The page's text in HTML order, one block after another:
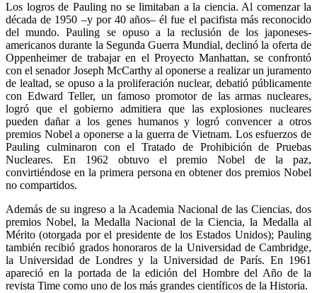
Los logros de Pauling no se limitaban a la ciencia. Al comenzar la
década de 1950 –y por 40 años– él fue el pacifista más reconocido
del mundo. Pauling se opuso a la reclusión de los japoneses-
americanos durante la Segunda Guerra Mundial, declinó la oferta de
Oppenheimer de trabajar en el Proyecto Manhattan, se confrontó
con el senador Joseph McCarthy al oponerse a realizar un juramento
de lealtad, se opuso a la proliferación nuclear, debatió públicamente
con Edward Teller, un famoso promotor de las armas nucleares,
logró que el gobierno admitiera que las explosiones nucleares
pueden dañar a los genes humanos y logró convencer a otros
premios Nobel a oponerse a la guerra de Vietnam. Los esfuerzos de
Pauling culminaron con el Tratado de Prohibición de Pruebas
Nucleares. En 1962 obtuvo el premio Nobel de la paz,
convirtiéndose en la primera persona en obtener dos premios Nobel
no compartidos.
Además de su ingreso a la Academia Nacional de las Ciencias, dos
premios Nobel, la Medalla Nacional de la Ciencia, la Medalla al
Mérito (otorgada por el presidente de los Estados Unidos); Pauling
también recibió grados honoraros de la Universidad de Cambridge,
la Universidad de Londres y la Universidad de París. En 1961
apareció en la portada de la edición del Hombre del Año de la
revista Time como uno de los más grandes científicos de la Historia.